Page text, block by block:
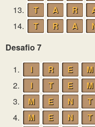
13.
T A R
14.
T R A
Desafio 7
1.
I R E
M
2.
I T E
M
3.
M E N T
4.
M E N T